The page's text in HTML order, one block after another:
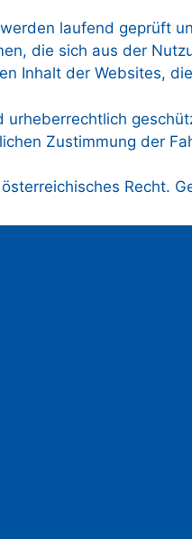
laufend geprüft
die sich aus der
Inhalt der Websites,
Zustimmung der
Recht.